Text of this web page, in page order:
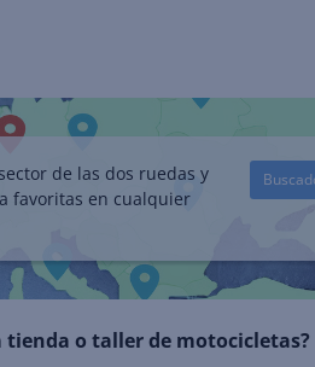
de las dos ruedas y
favoritas en cualquier
tienda o taller de motocicletas?